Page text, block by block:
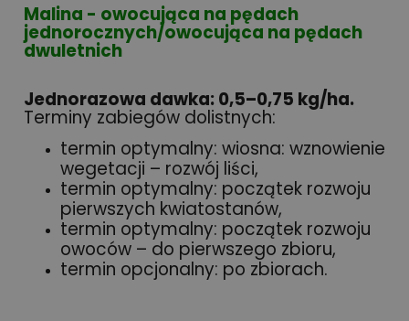
Malina - owocująca na pędach
jednorocznych/owocująca na pędach
dwuletnich
Jednorazowa dawka: 0,5–0,75 kg/ha.
Terminy zabiegów dolistnych:
termin optymalny: wiosna: wznowienie
wegetacji – rozwój liści,
termin optymalny: początek rozwoju
pierwszych kwiatostanów,
termin optymalny: początek rozwoju
owoców – do pierwszego zbioru,
termin opcjonalny: po zbiorach.